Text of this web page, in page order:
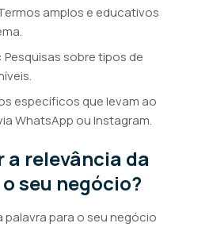
amplos e educativos
Pesquisas sobre tipos de
específicos que levam ao
WhatsApp ou Instagram.
a relevância da
seu negócio?
palavra para o seu negócio